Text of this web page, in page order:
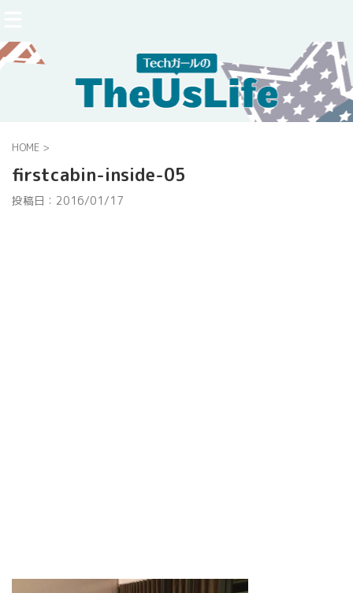
HOME >
firstcabin-inside-05
投稿日： 2016/01/17